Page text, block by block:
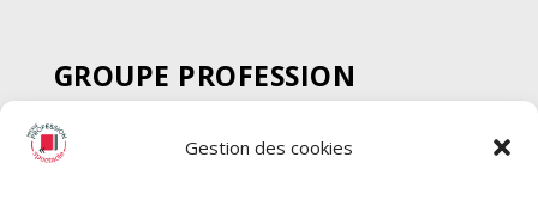
Gestion des cookies
GROUPE PROFESSION
SPECTACLE
Chèque Intermittents